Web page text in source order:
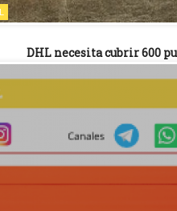
DHL necesita cubrir 600